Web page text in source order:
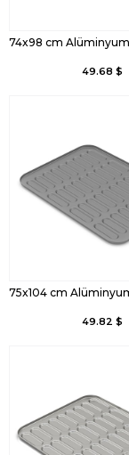
49.68 $
49.82 $